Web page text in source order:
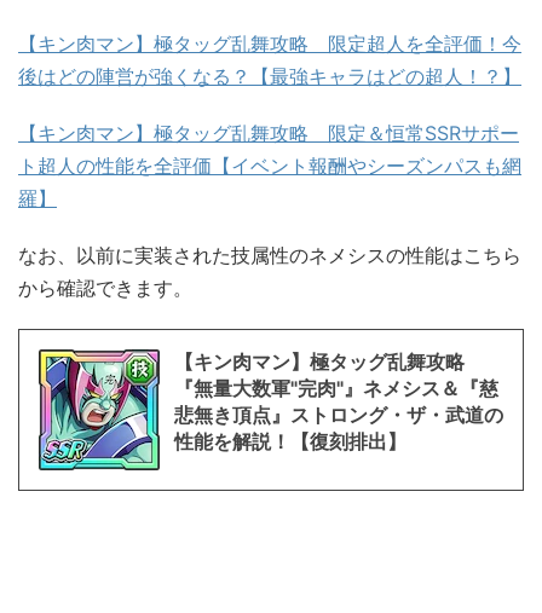
【キン肉マン】極タッグ乱舞攻略 限定超人を全評価！今
後はどの陣営が強くなる？【最強キャラはどの超人！？】
【キン肉マン】極タッグ乱舞攻略 限定＆恒常SSRサポー
ト超人の性能を全評価【イベント報酬やシーズンパスも網
羅】
なお、以前に実装された技属性のネメシスの性能はこちら
から確認できます。
【キン肉マン】極タッグ乱舞攻略
『無量大数軍"完肉"』ネメシス＆『慈
悲無き頂点』ストロング・ザ・武道の
性能を解説！【復刻排出】